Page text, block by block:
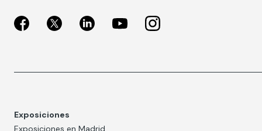
Exposiciones
Exposiciones en Madrid